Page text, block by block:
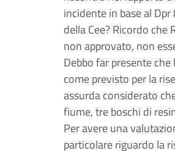
incidente in base al
della Cee? Ricordo
non approvato, non
Debbo far presente
come previsto per la
assurda considerato
fiume, tre boschi di
Per avere una
particolare riguardo la